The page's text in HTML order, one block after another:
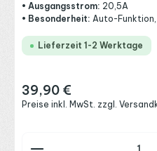
• Ausgangsstrom: 20,5A
• Besonderheit: Auto-
Lieferzeit 1-2 Werktage
Regulärer Preis:
39,90 €
Preise inkl. MwSt. zzgl.
Produkt Anzahl: Gib